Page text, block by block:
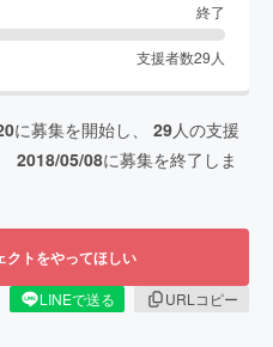
終了
支援者数29 人
に募集を開始し、 29人の支援
2018/05/08に募集を終了しま
クトをやってほしい
LINEで送る
URLコピー